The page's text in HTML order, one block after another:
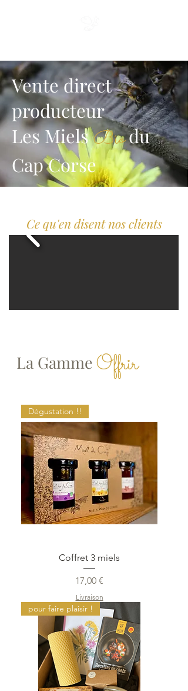
Vente direct
producteur
Les MielsBiodu
Cap Corse
Ce qu'en disent nos clients
La GammeOffrir
Dégustation !!
Coffret 3 miels
Prix
17,00 €
Livraison
pour faire plaisir !